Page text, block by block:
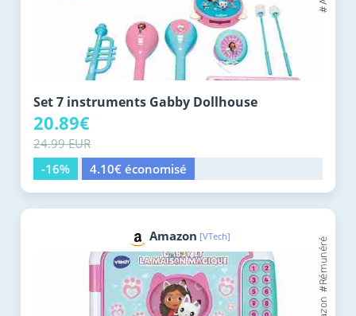
Set 7 instruments Gabby Dollhouse
20.89€
24.99 EUR
-16%
4.10€ économisé
Amazon [VTech]